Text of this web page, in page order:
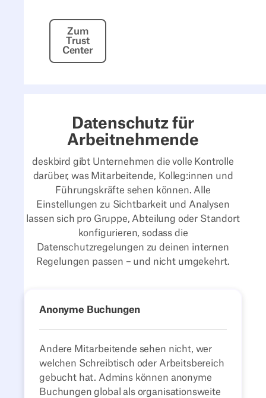
Zum
Trust
Center
Datenschutz für
Arbeitnehmende
deskbird gibt Unternehmen die volle Kontrolle
darüber, was Mitarbeitende, Kolleg:innen und
Führungskräfte sehen können. Alle
Einstellungen zu Sichtbarkeit und Analysen
lassen sich pro Gruppe, Abteilung oder Standort
konfigurieren, sodass die
Datenschutzregelungen zu deinen internen
Regelungen passen – und nicht umgekehrt.
Anonyme Buchungen
Andere Mitarbeitende sehen nicht, wer
welchen Schreibtisch oder Arbeitsbereich
gebucht hat. Admins können anonyme
Buchungen global als organisationsweite